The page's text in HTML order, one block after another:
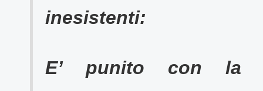
inesistenti:
E’ punito con la